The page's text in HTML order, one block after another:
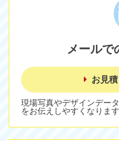
メールで
お見
現場写真やデザインデー
をお伝えしやすくなります